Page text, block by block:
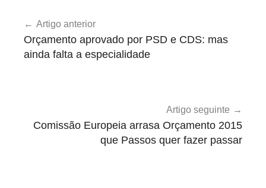
de
artigos
Artigo anterior
Orçamento aprovado por PSD e CDS: mas
ainda falta a especialidade
Artigo seguinte
Comissão Europeia arrasa Orçamento 2015
que Passos quer fazer passar